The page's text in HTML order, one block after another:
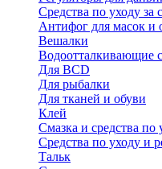
Средства по уходу за
Антифог для масок и
Вешалки
Водоотталкивающие
Для BCD
Для рыбалки
Для тканей и обуви
Клей
Смазка и средства по
Средства по уходу и
Тальк